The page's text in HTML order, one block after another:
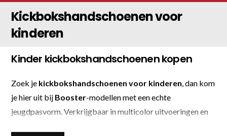
Kickbokshandschoenen voor
kinderen
Kinder kickbokshandschoenen kopen
Zoek je kickbokshandschoenen voor kinderen, dan kom
je hier uit bij Booster-modellen met een echte
jeugdpasvorm. Verkrijgbaar in multicolor uitvoeringen en